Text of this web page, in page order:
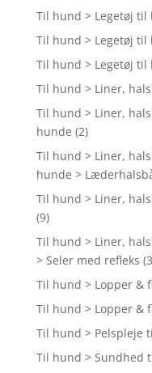
Til hund > Legetøj til
Til hund > Legetøj
Til hund > Legetøj til
Til hund > Liner,
Til hund > Liner,
hunde (2)
Til hund > Liner,
hunde >
Til hund > Liner,
(9)
Til hund > Liner,
> Seler med refleks
Til hund > Lopper &
Til hund > Lopper &
Til hund > Pelspleje
Til hund > Sundhed